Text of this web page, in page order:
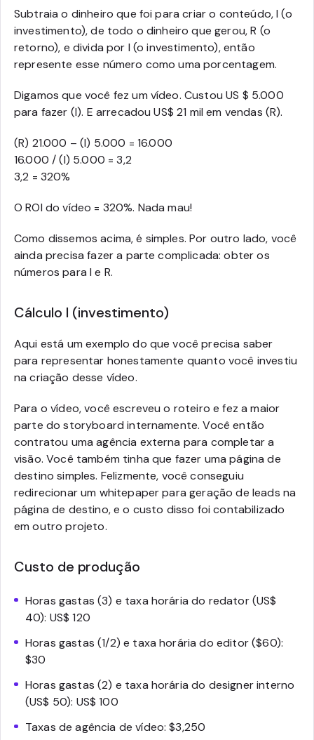
Subtraia o dinheiro que foi para criar o conteúdo, I (o
investimento), de todo o dinheiro que gerou, R (o
retorno), e divida por I (o investimento), então
represente esse número como uma porcentagem.
Digamos que você fez um vídeo. Custou US $ 5.000
para fazer (I). E arrecadou US$ 21 mil em vendas (R).
(R) 21.000 – (I) 5.000 = 16.000
16.000 / (I) 5.000 = 3,2
3,2 = 320%
O ROI do vídeo = 320%. Nada mau!
Como dissemos acima, é simples. Por outro lado, você
ainda precisa fazer a parte complicada: obter os
números para I e R.
Cálculo I (investimento)
Aqui está um exemplo do que você precisa saber
para representar honestamente quanto você investiu
na criação desse vídeo.
Para o vídeo, você escreveu o roteiro e fez a maior
parte do storyboard internamente. Você então
contratou uma agência externa para completar a
visão. Você também tinha que fazer uma página de
destino simples. Felizmente, você conseguiu
redirecionar um whitepaper para geração de leads na
página de destino, e o custo disso foi contabilizado
em outro projeto.
Custo de produção
Horas gastas (3) e taxa horária do redator (US$
40): US$ 120
Horas gastas (1/2) e taxa horária do editor ($60):
$30
Horas gastas (2) e taxa horária do designer interno
(US$ 50): US$ 100
Taxas de agência de vídeo: $3,250